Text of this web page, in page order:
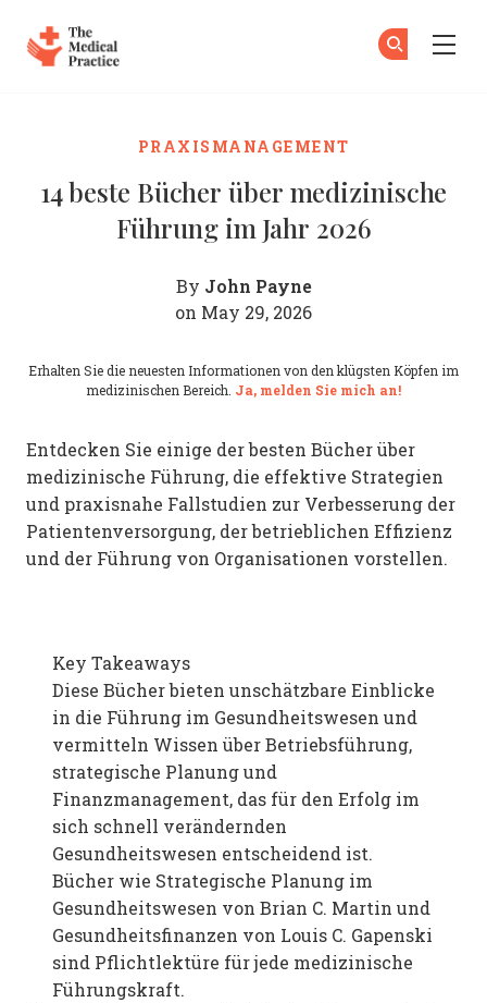
PRAXISMANAGEMENT
14 beste Bücher über medizinische
Führung im Jahr 2026
By John Payne
on May 29, 2026
Erhalten Sie die neuesten Informationen von den klügsten Köpfen im
medizinischen Bereich. Ja, melden Sie mich an!
Entdecken Sie einige der besten Bücher über
medizinische Führung, die effektive Strategien
und praxisnahe Fallstudien zur Verbesserung der
Patientenversorgung, der betrieblichen Effizienz
und der Führung von Organisationen vorstellen.
Key Takeaways
Diese Bücher bieten unschätzbare Einblicke
in die Führung im Gesundheitswesen und
vermitteln Wissen über Betriebsführung,
strategische Planung und
Finanzmanagement, das für den Erfolg im
sich schnell verändernden
Gesundheitswesen entscheidend ist.
Bücher wie Strategische Planung im
Gesundheitswesen von Brian C. Martin und
Gesundheitsfinanzen von Louis C. Gapenski
sind Pflichtlektüre für jede medizinische
Führungskraft.